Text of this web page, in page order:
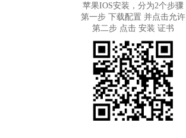
苹果IOS安装，分为2个步骤
第一步 下载配置 并点击允许
第二步 点击 安装 证书